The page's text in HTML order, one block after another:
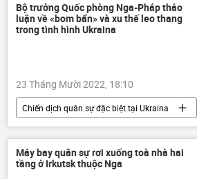
Bộ trưởng Quốc phòng Nga-Pháp thảo
luận về «bom bẩn» và xu thế leo thang
trong tình hình Ukraina
23 Tháng Mười 2022, 18:10
Chiến dịch quân sự đặc biệt tại Ukraina
Thế giới
Nga
Sergei Shoigu
Ukraina
Cuộc khủng hoảng ở Ukraina
Pháp
xung đột quân sự
Máy bay quân sự rơi xuống toà nhà hai
tầng ở Irkutsk thuộc Nga